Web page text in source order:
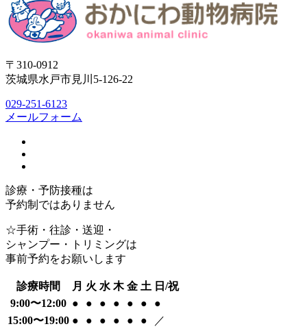
〒310-0912
茨城県水戸市見川5-126-22
029-251-6123
メールフォーム
診療・予防接種は
予約制ではありません
☆手術・往診・送迎・
シャンプー・トリミングは
事前予約をお願いします
診療時間 月 火 水 木 金 土 日/祝
9:00〜12:00 ● ● ● ● ● ●
●
15:00〜19:00 ● ● ● ● ● ● ／